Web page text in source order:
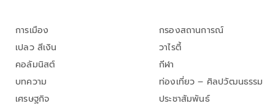
การเมือง
เปลว สีเงิน
คอลัมนิสต์
บทความ
เศรษฐกิจ
กรองสถานการณ์
วาไรตี้
กีฬา
ท่องเที่ยว – ศิลปวัฒนธรรม
ประชาสัมพันธ์